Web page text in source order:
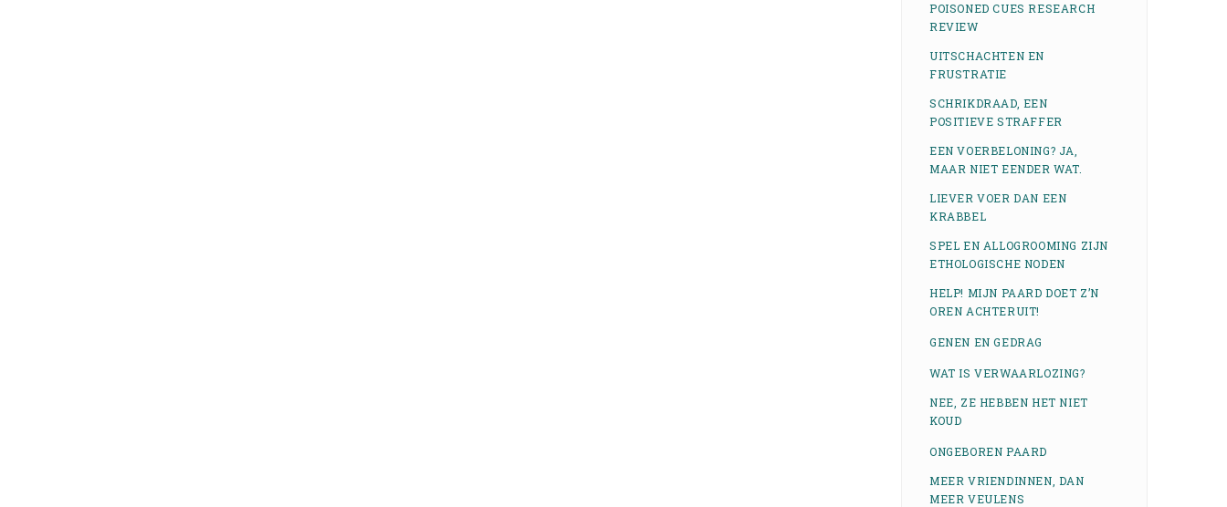
POISONED CUES RESEARCH
REVIEW
UITSCHACHTEN EN
FRUSTRATIE
SCHRIKDRAAD, EEN
POSITIEVE STRAFFER
EEN VOERBELONING? JA,
MAAR NIET EENDER WAT.
LIEVER VOER DAN EEN
KRABBEL
SPEL EN ALLOGROOMING ZIJN
ETHOLOGISCHE NODEN
HELP! MIJN PAARD DOET Z’N
OREN ACHTERUIT!
GENEN EN GEDRAG
WAT IS VERWAARLOZING?
NEE, ZE HEBBEN HET NIET
KOUD
ONGEBOREN PAARD
MEER VRIENDINNEN, DAN
MEER VEULENS